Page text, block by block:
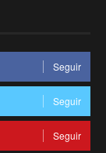
Seguir
Seguir
Seguir